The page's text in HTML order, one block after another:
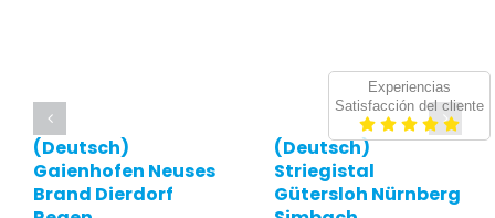
(Deutsch)
Gaienhofen Neuses
Brand Dierdorf
(Deutsch)
Striegistal
Gütersloh Nürnberg
Experiencias
Satisfacción del cliente